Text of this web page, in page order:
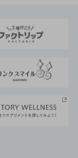
ィ経営